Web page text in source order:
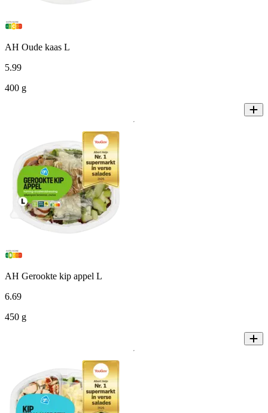
AH Oude kaas L
5.99
400 g
AH Gerookte kip appel L
6.69
450 g